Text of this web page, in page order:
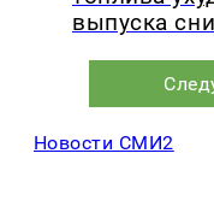
выпуска
Новости СМИ2